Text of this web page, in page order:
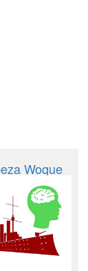
Woque